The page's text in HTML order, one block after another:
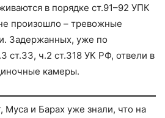
в порядке ст.91–92 УПК
произошло – тревожные
Задержанных, уже по
ст.33, ч.2 ст.318 УК РФ, отвели в
камеры.
Муса и Барах уже знали, что на